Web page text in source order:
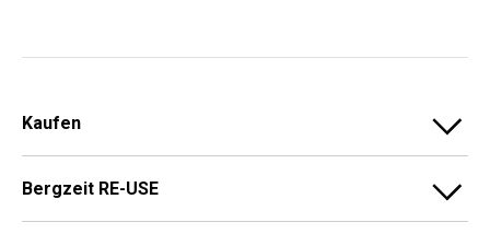
Kaufen
Bergzeit RE-USE